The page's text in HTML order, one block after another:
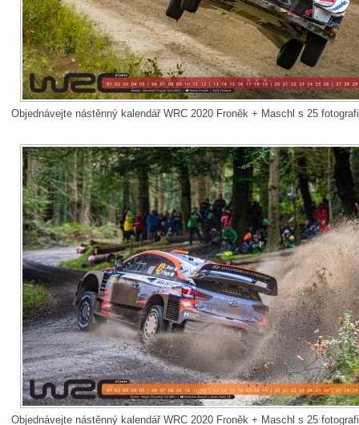
Objednávejte nástěnný kalendář WRC 2020 Froněk + Maschl s 25
Objednávejte nástěnný kalendář WRC 2020 Froněk + Maschl s 25